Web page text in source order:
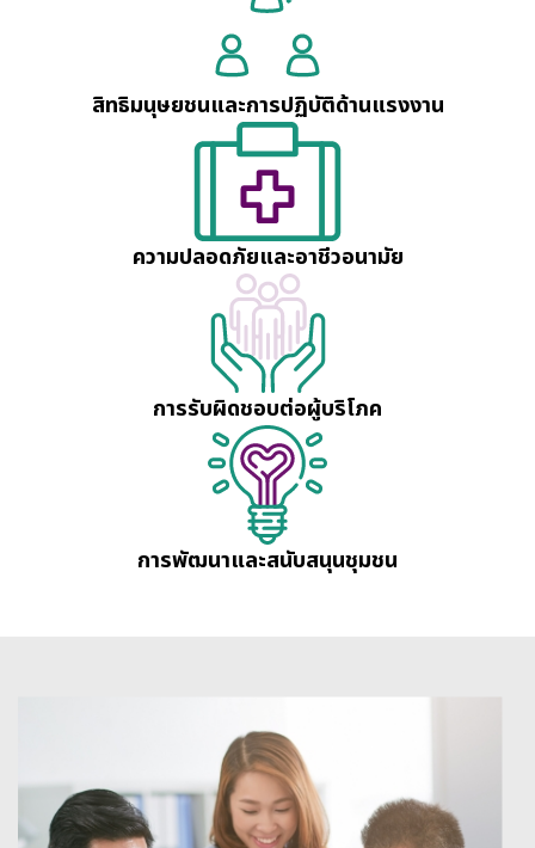
สิทธิมนุษยชนและการปฏิบัติด้านแรงงาน
ความปลอดภัยและอาชีวอนามัย
การรับผิดชอบต่อผู้บริโภค
การพัฒนาและสนับสนุนชุมชน